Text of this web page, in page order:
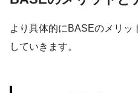
より具体的にBASEのメリッ
していきます。